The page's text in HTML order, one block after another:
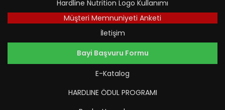
Hardline Nutrition Logo Kullanımı
Müşteri Memnuniyeti Anketi
İletişim
Bayi Başvuru Formu
E-Katalog
HARDLINE ÖDUL PROGRAMI